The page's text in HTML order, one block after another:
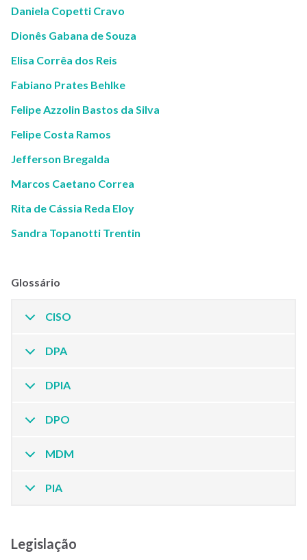
Daniela Copetti Cravo
Dionês Gabana de Souza
Elisa Corrêa dos Reis
Fabiano Prates Behlke
Felipe Azzolin Bastos da Silva
Felipe Costa Ramos
Jefferson Bregalda
Marcos Caetano Correa
Rita de Cássia Reda Eloy
Sandra Topanotti Trentin
Glossário
CISO
DPA
DPIA
DPO
MDM
PIA
Legislação